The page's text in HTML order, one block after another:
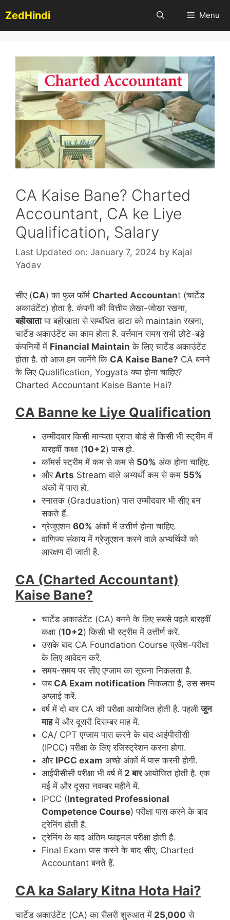
to
content
ZedHindi Menu
CA Kaise Bane? Charted
Accountant, CA ke Liye
Qualification, Salary
Last Updated on: January 7, 2024 by Kajal
Yadav
सीए (CA) का फुल फॉर्म Charted Accountant (चार्टेड
अकाउंटेंट) होता है. कंपनी की वित्तीय लेखा-जोखा रखना,
बहीखाताया बहीखाता से सम्बंधित डाटा को maintain रखना,
चार्टेड अकाउंटेंट का काम होता है. वर्त्तमान समय सभी छोटे-बड़े
कंपनियों में Financial Maintain के लिए चार्टेड अकाउंटेंट
होता है. तो आज हम जानेंगे कि CA Kaise Bane? CA बनने
के लिए Qualification, Yogyata क्या होना चाहिए?
Charted Accountant Kaise Bante Hai?
CA Banne ke Liye Qualification
उम्मीदवार किसी मान्यता प्राप्त बोर्ड से किसी भी स्ट्रीम में
बारहवीं कक्षा (10+2) पास हो.
कॉमर्स स्ट्रीम में कम से कम से 50% अंक होना चाहिए.
औरArts Stream वाले अभ्यर्थी कम से कम 55%
अंकों में पास हो.
स्नातक (Graduation) पास उम्मीदवार भी सीए बन
सकते हैं.
ग्रेजुएशन 60% अंकों में उत्तीर्ण होना चाहिए.
वाणिज्य संकाय में ग्रेजुएशन करने वाले अभ्यर्थियों को
आरक्षण दी जाती है.
CA (Charted Accountant)
Kaise Bane?
चार्टेड अकाउंटेंट (CA) बनने के लिए सबसे पहले बारहवीं
कक्षा (10+2) किसी भी स्ट्रीम में उत्तीर्ण करें.
उसके बाद CA Foundation Course प्रवेश-परीक्षा
के लिए आवेदन करें.
समय-समय पर सीए एग्जाम का सूचना निकलता है.
जबCA Exam notification निकलता है, उस समय
अप्लाई करें.
वर्ष में दो बार CA की परीक्षा आयोजित होती है. पहलीजून
माहमें और दूसरी दिसम्बर माह में.
CA/ CPT एग्जाम पास करने के बाद आईपीसीसी
(IPCC) परीक्षा के लिए रजिस्ट्रेशन करना होगा.
और IPCC exam अच्छे अंकों में पास करनी होगी.
आईपीसीसी परीक्षा भी वर्ष में 2 बारआयोजित होती है. एक
मई में और दूसरा नवम्बर महीने में.
IPCC (Integrated Professional
Competence Course) परीक्षा पास करने के बाद
ट्रेनिंग होती है.
ट्रेनिंग के बाद अंतिम फाइनल परीक्षा होती है.
Final Exam पास करने के बाद सीए, Charted
Accountant बनते हैं.
CA ka Salary Kitna Hota Hai?
चार्टेड अकाउंटेंट (CA) का सैलरी शुरुआत में 25,000 से